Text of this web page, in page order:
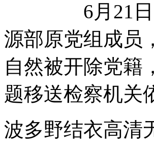
6月21日，中
源部原党组成员
自然被开除党籍
题移送检察机关
波多野结衣高